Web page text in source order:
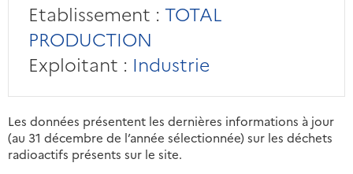
Etablissement : TOTAL
PRODUCTION
Exploitant : Industrie
Les données présentent les dernières informations à jour
(au 31 décembre de l’année sélectionnée) sur les déchets
radioactifs présents sur le site.